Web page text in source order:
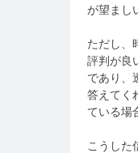
が望まし
ただし、
評判が良
であり、
答えてく
ている場
こうした